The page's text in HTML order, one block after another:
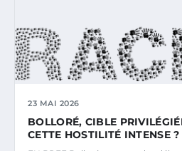
23 MAI 2026
BOLLORÉ, CIBLE
CETTE HOSTILITÉ INTENSE ?